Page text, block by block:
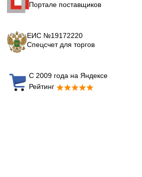
Портале поставщиков
ЕИС №19172220
Спецсчет для торгов
С 2009 года на Яндексе
Рейтинг